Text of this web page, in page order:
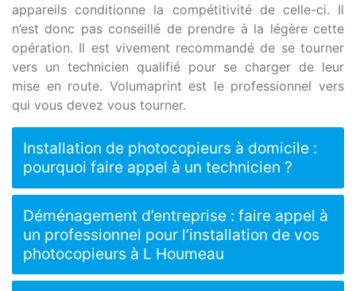
appareils conditionne la compétitivité de celle-ci. Il
n’est donc pas conseillé de prendre à la légère cette
opération. Il est vivement recommandé de se tourner
vers un technicien qualifié pour se charger de leur
mise en route. Volumaprint est le professionnel vers
qui vous devez vous tourner.
Installation de photocopieurs à domicile :
pourquoi faire appel à un technicien ?
Déménagement d’entreprise : faire appel à
un professionnel pour l’installation de vos
photocopieurs à L Houmeau